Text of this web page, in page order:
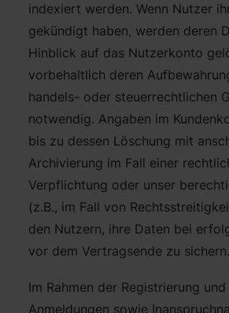
indexiert werden. Wenn Nutzer
gekündigt haben, werden deren
Hinblick auf das Nutzerkonto
vorbehaltlich deren
handels- oder steuerrechtlichen
notwendig. Angaben im
bis zu dessen Löschung mit
Archivierung im Fall einer
Verpflichtung oder unser
(z.B., im Fall von
den Nutzern, ihre Daten bei
vor dem Vertragsende zu sichern.
Im Rahmen der Registrierung
Anmeldungen sowie